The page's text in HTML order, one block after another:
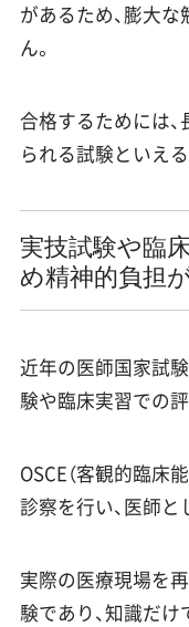
があるため、膨大
ん。
合格するためには
られる試験といえる
実技試験や臨
め精神的負担
近年の医師国家試
験や臨床実習での
OSCE（客観的臨床
診察を行い、医師と
実際の医療現場を
験であり、知識だ